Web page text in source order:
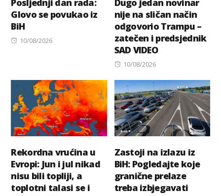
Posljednji dan rada:
Glovo se povukao iz
BiH
Posted
10/08/2026
Dugo jedan novinar
nije na sličan način
odgovorio Trampu –
zatečen i predsjednik
SAD VIDEO
Posted
10/08/2026
Rekordna vrućina u
Evropi: Jun i jul nikad
nisu bili topliji, a
toplotni talasi se i
Zastoji na izlazu iz
BiH: Pogledajte koje
granične prelaze
treba izbjegavati